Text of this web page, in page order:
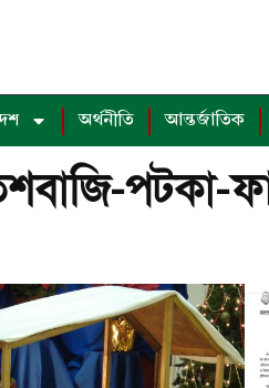
অর্থনীতি আন্তর্জাতিক
পটকা-